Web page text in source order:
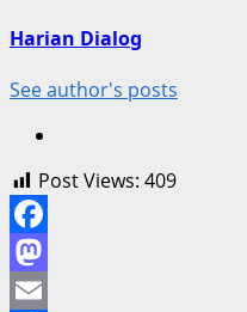
Harian Dialog
See author's posts
Post Views: 409
Facebook
Mastodon